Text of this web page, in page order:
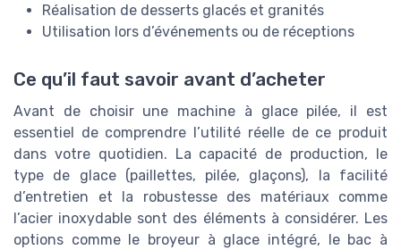
Réalisation de desserts glacés et granités
Utilisation lors d’événements ou de réceptions
Ce qu’il faut savoir avant d’acheter
Avant de choisir une machine à glace pilée, il est
essentiel de comprendre l’utilité réelle de ce produit
dans votre quotidien. La capacité de production, le
type de glace (paillettes, pilée, glaçons), la facilité
d’entretien et la robustesse des matériaux comme
l’acier inoxydable sont des éléments à considérer. Les
options comme le broyeur à glace intégré, le bac à